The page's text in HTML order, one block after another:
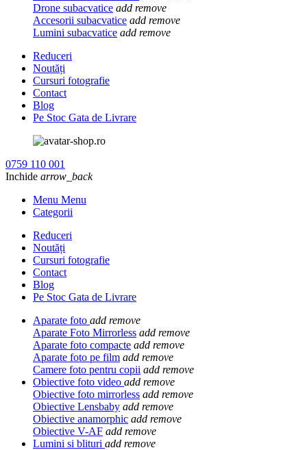
Drone subacvatice add remove
Accesorii subacvatice add remove
Lumini subacvatice add remove
Reduceri
Noutăți
Cursuri fotografie
Contact
Blog
Pe Stoc Gata de Livrare
0759 110 001
Inchide arrow_back
Menu Menu
Categorii
Reduceri
Noutăți
Cursuri fotografie
Contact
Blog
Pe Stoc Gata de Livrare
Aparate foto add remove
Aparate Foto Mirrorless add remove
Aparate foto compacte add remove
Aparate foto pe film add remove
Camere foto pentru copii add remove
Obiective foto video add remove
Obiective foto mirrorless add remove
Obiective Lensbaby add remove
Obiective anamorphic add remove
Obiective V-AF add remove
Lumini si blituri add remove